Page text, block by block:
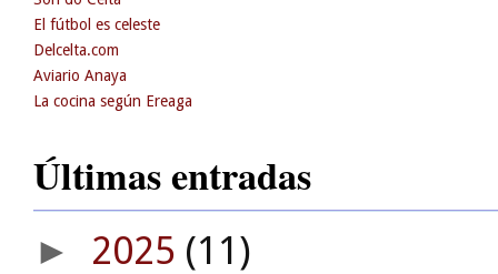
El fútbol es celeste
Delcelta.com
Aviario Anaya
La cocina según Ereaga
Últimas entradas
► 2025 (11)